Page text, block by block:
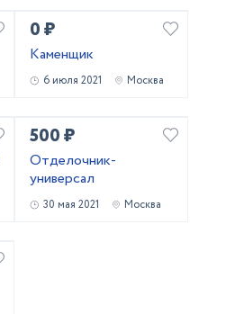
0 ₽
Каменщик
6 июля 2021 Москва
500 ₽
Отделочник-
универсал
30 мая 2021 Москва